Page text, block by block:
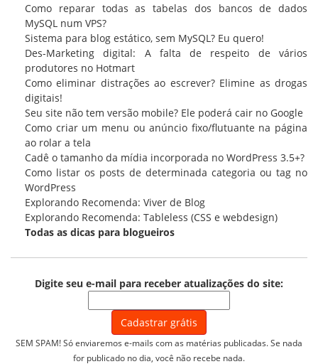
Como reparar todas as tabelas dos bancos de dados
MySQL num VPS?
Sistema para blog estático, sem MySQL? Eu quero!
Des-Marketing digital: A falta de respeito de vários
produtores no Hotmart
Como eliminar distrações ao escrever? Elimine as drogas
digitais!
Seu site não tem versão mobile? Ele poderá cair no Google
Como criar um menu ou anúncio fixo/flutuante na página
ao rolar a tela
Cadê o tamanho da mídia incorporada no WordPress 3.5+?
Como listar os posts de determinada categoria ou tag no
WordPress
Explorando Recomenda: Viver de Blog
Explorando Recomenda: Tableless (CSS e webdesign)
Todas as dicas para blogueiros
Digite seu e-mail para receber atualizações do site:
SEM SPAM! Só enviaremos e-mails com as matérias publicadas. Se nada
for publicado no dia, você não recebe nada.